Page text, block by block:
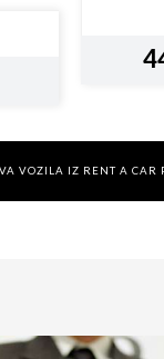
VOZILA IZ RENT A CAR